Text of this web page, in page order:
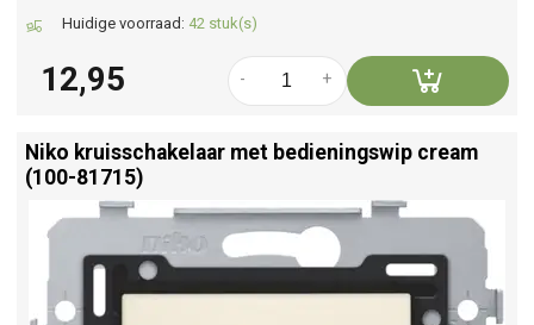
Huidige voorraad: 42 stuk(s)
12,95 +
-
Niko kruisschakelaar met bedieningswip cream
(100-81715)